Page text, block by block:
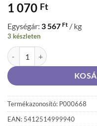
1 070 Ft
Egységár: 3 567 Ft / kg
3 készleten
Poco Loco Salsa sajtmártás
Termékazonosító: P000668
EAN: 5412514999940